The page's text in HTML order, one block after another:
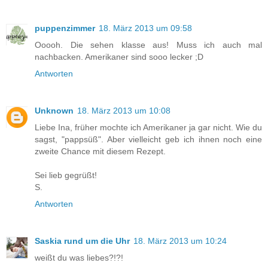
puppenzimmer 18. März 2013 um 09:58
Ooooh. Die sehen klasse aus! Muss ich auch mal
nachbacken. Amerikaner sind sooo lecker ;D
Antworten
Unknown 18. März 2013 um 10:08
Liebe Ina, früher mochte ich Amerikaner ja gar nicht. Wie du
sagst, "pappsüß". Aber vielleicht geb ich ihnen noch eine
zweite Chance mit diesem Rezept.
Sei lieb gegrüßt!
S.
Antworten
Saskia rund um die Uhr 18. März 2013 um 10:24
weißt du was liebes?!?!